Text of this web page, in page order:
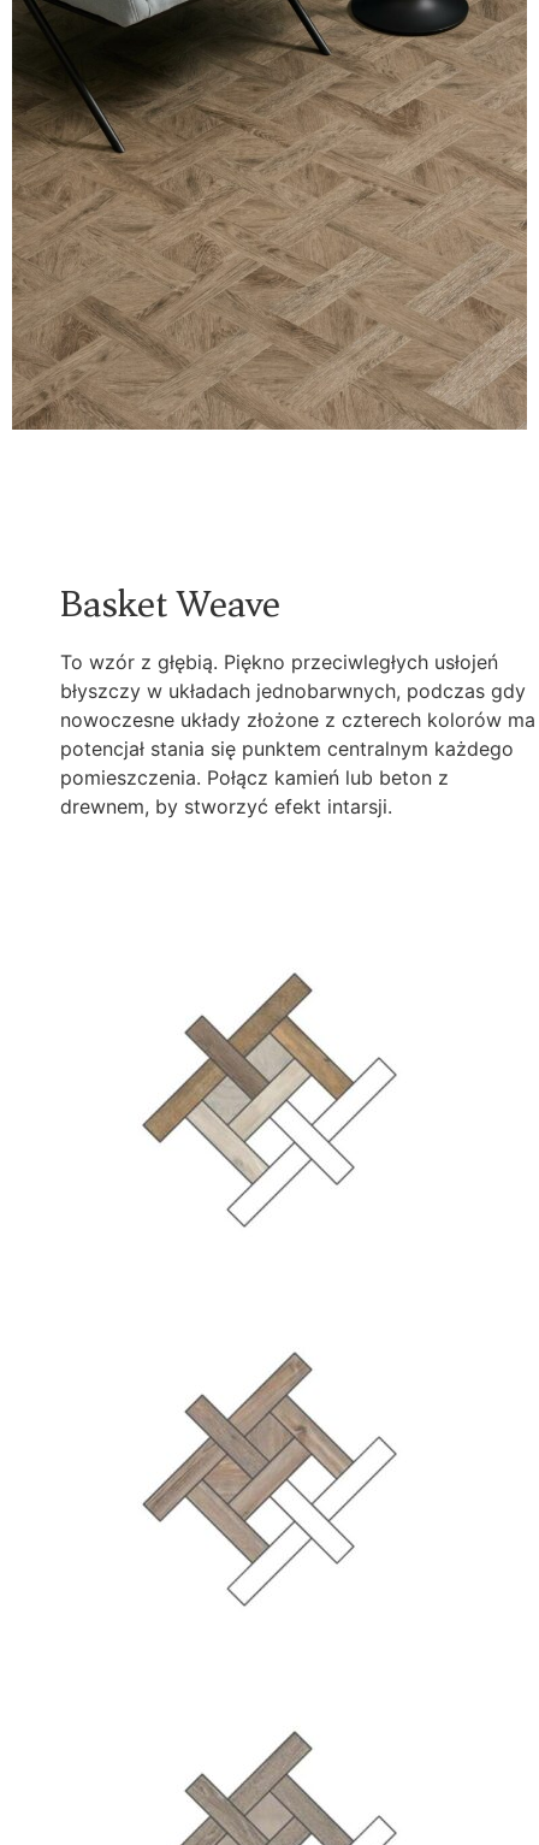
Basket Weave
To wzór z głębią. Piękno przeciwległych usłojeń
błyszczy w układach jednobarwnych, podczas gdy
nowoczesne układy złożone z czterech kolorów ma
potencjał stania się punktem centralnym każdego
pomieszczenia. Połącz kamień lub beton z
drewnem, by stworzyć efekt intarsji.